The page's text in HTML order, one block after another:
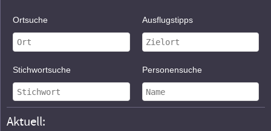
Ortsuche Ausflugstipps
Stichwortsuche Personensuche
Aktuell: